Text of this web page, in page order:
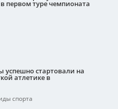
первом туре чемпионата
успешно стартовали на
атлетике в
спорта